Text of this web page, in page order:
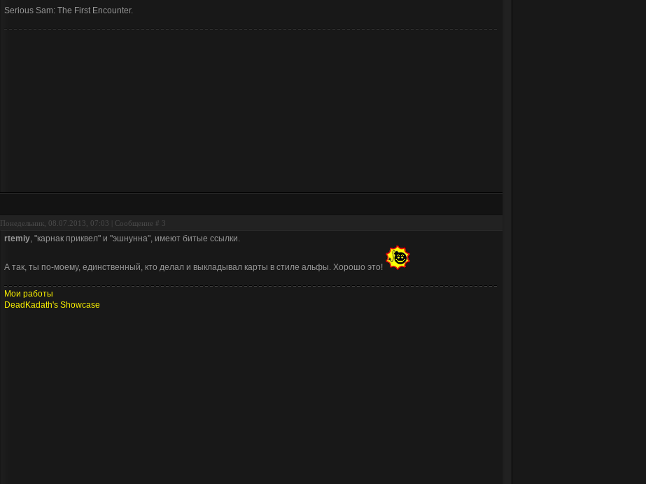
Serious Sam: The First Encounter.
Понедельник, 08.07.2013, 07:03 | Сообщение # 3
rtemiy, "карнак приквел" и "эшнунна", имеют битые ссылки.
А так, ты по-моему, единственный, кто делал и выкладывал карты в стиле альфы. Хорошо это!
Мои работы
DeadKadath's Showcase